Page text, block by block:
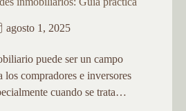
agosto 1, 2025
puede ser un campo
los compradores e inversores
cuando se trata…